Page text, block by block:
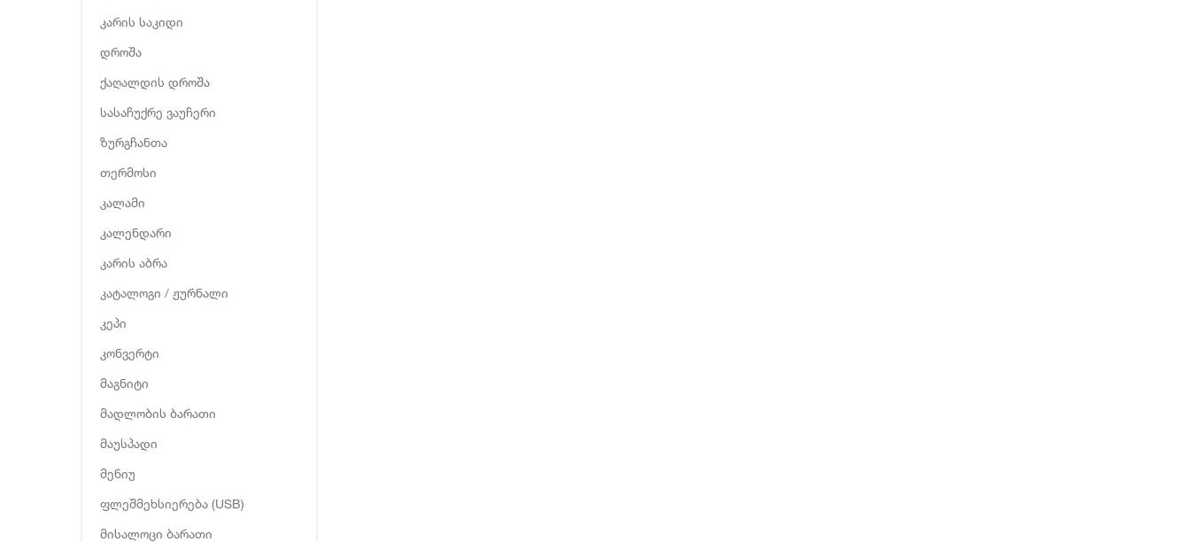
კარის საკიდი
დროშა
ქაღალდის დროშა
სასაჩუქრე ვაუჩერი
ზურგჩანთა
თერმოსი
კალამი
კალენდარი
კარის აბრა
კატალოგი / ჟურნალი
კეპი
კონვერტი
მაგნიტი
მადლობის ბარათი
მაუსპადი
მენიუ
ფლეშმეხსიერება (USB)
მისალოცი ბარათი